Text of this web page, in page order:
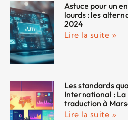
Astuce pour un
lourds : les
2024
Lire la suite »
Les standards
International : La
traduction à
Lire la suite »